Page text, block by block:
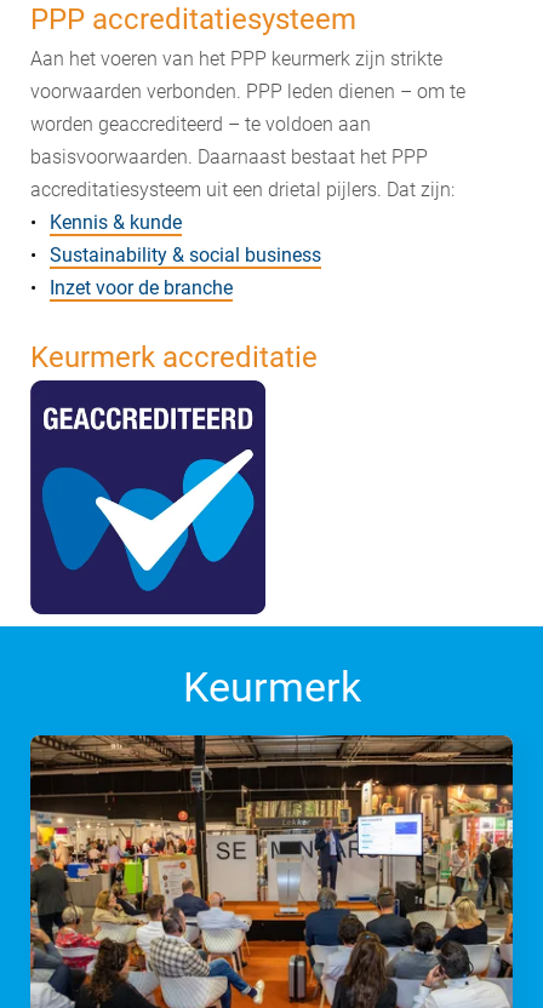
PPP accreditatiesysteem
Aan het voeren van het PPP keurmerk zijn strikte
voorwaarden verbonden. PPP leden dienen – om te
worden geaccrediteerd – te voldoen aan
basisvoorwaarden. Daarnaast bestaat het PPP
accreditatiesysteem uit een drietal pijlers. Dat zijn:
Kennis & kunde
Sustainability & social business
Inzet voor de branche
Keurmerk accreditatie
Keurmerk